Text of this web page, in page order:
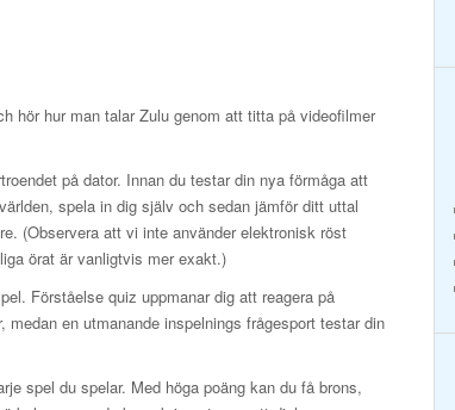
hör hur man talar Zulu genom att titta på videofilmer
på dator. Innan du testar din nya förmåga att
spela in dig själv och sedan jämför ditt uttal
(Observera att vi inte använder elektronisk röst
örat är vanligtvis mer exakt.)
Förståelse quiz uppmanar dig att reagera på
medan en utmanande inspelnings frågesport testar din
spel du spelar. Med höga poäng kan du få brons,